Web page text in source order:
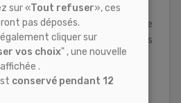
au bailleur la récupération de
de le relouer dans des conditions
loyers
sur «Tout refuser», ces
pas déposés.
cliquer sur
vos choix" , une nouvelle
.
conservé pendant 12